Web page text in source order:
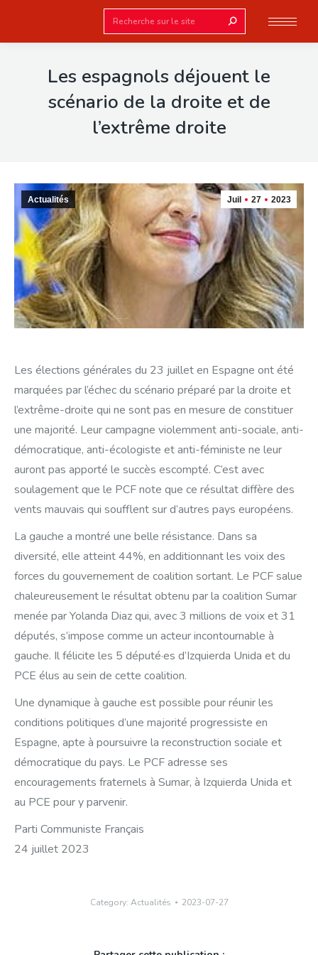
Search:
Les espagnols déjouent le
scénario de la droite et de
l’extrême droite
Juil 27 2023
Actualités
Les élections générales du 23 juillet en Espagne ont été
marquées par l’échec du scénario préparé par la droite et
l’extrême-droite qui ne sont pas en mesure de constituer
une majorité. Leur campagne violemment anti-sociale, anti-
démocratique, anti-écologiste et anti-féministe ne leur
auront pas apporté le succès escompté. C’est avec
soulagement que le PCF note que ce résultat diffère des
vents mauvais qui soufflent sur d’autres pays européens.
La gauche a montré une belle résistance. Dans sa
diversité, elle atteint 44%, en additionnant les voix des
forces du gouvernement de coalition sortant. Le PCF salue
chaleureusement le résultat obtenu par la coalition Sumar
menée par Yolanda Diaz qui, avec 3 millions de voix et 31
députés, s’impose comme un acteur incontournable à
gauche. Il félicite les 5 député·es d’Izquierda Unida et du
PCE élus au sein de cette coalition.
Une dynamique à gauche est possible pour réunir les
conditions politiques d’une majorité progressiste en
Espagne, apte à poursuivre la reconstruction sociale et
démocratique du pays. Le PCF adresse ses
encouragements fraternels à Sumar, à Izquierda Unida et
au PCE pour y parvenir.
Parti Communiste Français
24 juillet 2023
Category: Actualités 2023-07-27